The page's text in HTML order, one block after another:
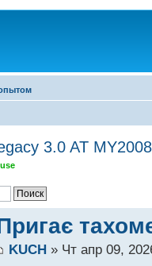
3.0 AT MY2008
KUCH» Чт апр 09,